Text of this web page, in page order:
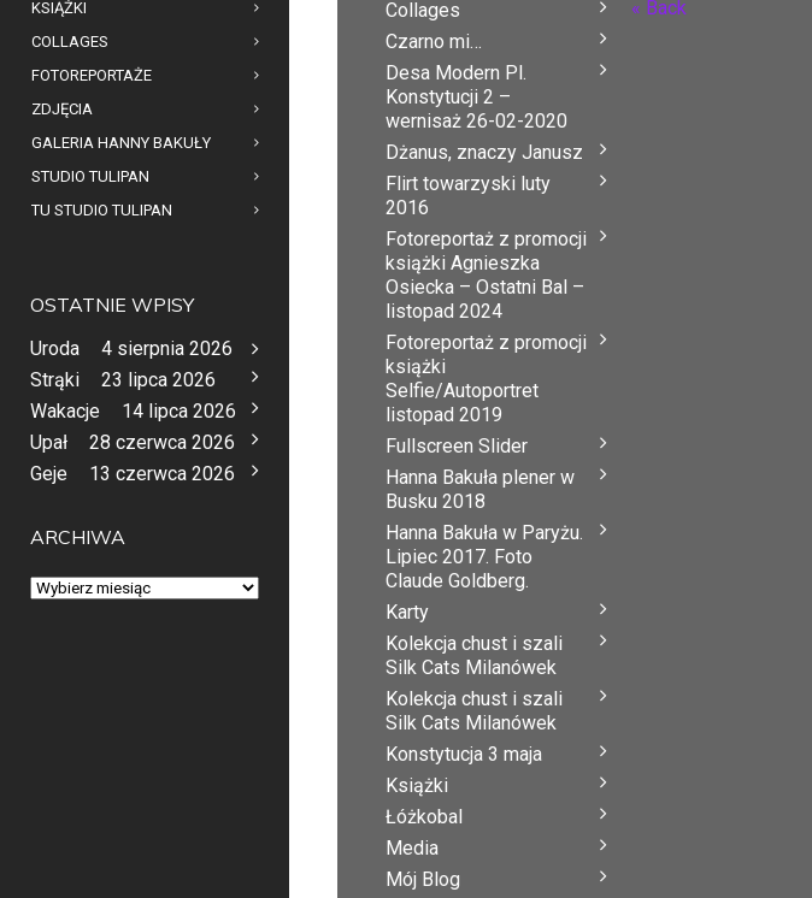
KSIĄŻKI
COLLAGES
FOTOREPORTAŻE
ZDJĘCIA
GALERIA HANNY BAKUŁY
STUDIO TULIPAN
TU STUDIO TULIPAN
OSTATNIE WPISY
Uroda
4 sierpnia 2026
Strąki
23 lipca 2026
Wakacje
14 lipca 2026
Upał
28 czerwca 2026
Geje
13 czerwca 2026
ARCHIWA
Archiwa
« Back
Collages
Czarno mi…
Desa Modern Pl.
Konstytucji 2 –
wernisaż 26-02-2020
Dżanus, znaczy Janusz
Flirt towarzyski luty
2016
Fotoreportaż z promocji
książki Agnieszka
Osiecka – Ostatni Bal –
listopad 2024
Fotoreportaż z promocji
książki
Selfie/Autoportret
listopad 2019
Fullscreen Slider
Hanna Bakuła plener w
Busku 2018
Hanna Bakuła w Paryżu.
Lipiec 2017. Foto
Claude Goldberg.
Karty
Kolekcja chust i szali
Silk Cats Milanówek
Kolekcja chust i szali
Silk Cats Milanówek
Konstytucja 3 maja
Książki
Łóżkobal
Media
Mój Blog